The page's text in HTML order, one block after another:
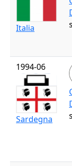
Italia
1994-06
Sardegna